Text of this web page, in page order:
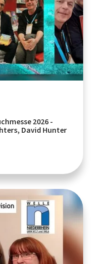
2026 -
David Hunter